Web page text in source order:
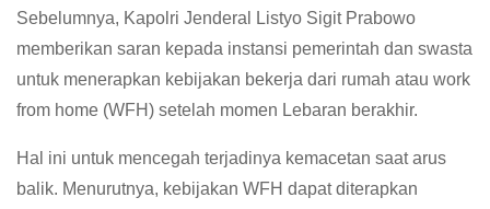
Sebelumnya, Kapolri Jenderal Listyo Sigit Prabowo
memberikan saran kepada instansi pemerintah dan swasta
untuk menerapkan kebijakan bekerja dari rumah atau work
from home (WFH) setelah momen Lebaran berakhir.
Hal ini untuk mencegah terjadinya kemacetan saat arus
balik. Menurutnya, kebijakan WFH dapat diterapkan